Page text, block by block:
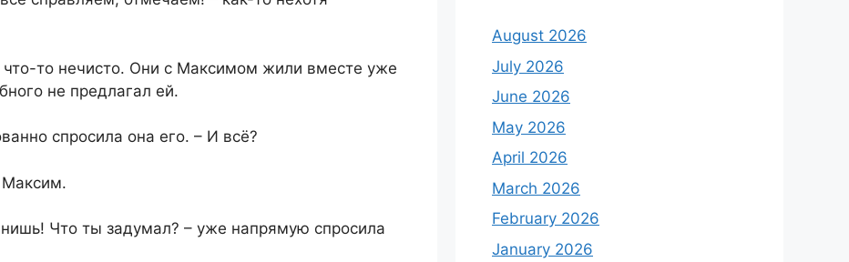
что-то нечисто. Они с Максимом жили вместе уже
не предлагал ей.
спросила она его. – И всё?
Что ты задумал? – уже напрямую спросила
August 2026
July 2026
June 2026
May 2026
April 2026
March 2026
February 2026
January 2026